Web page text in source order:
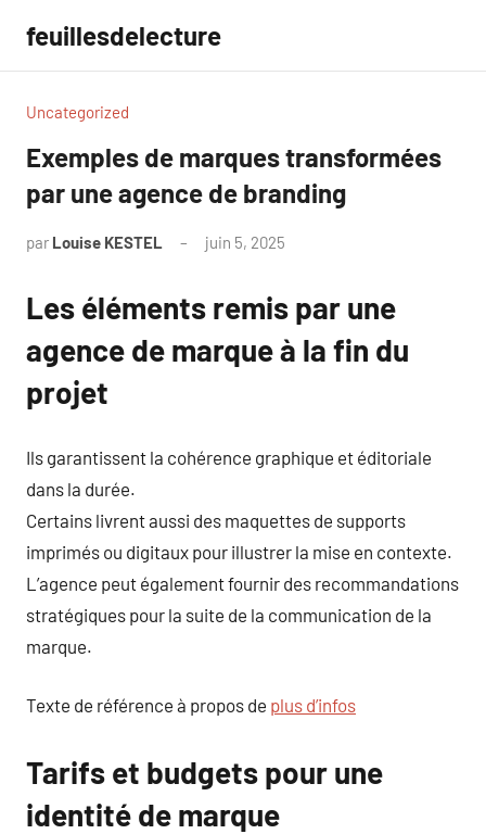
contenu
feuillesdelecture
Uncategorized
Exemples de marques transformées
par une agence de branding
par Louise KESTEL juin 5, 2025
Les éléments remis par une
agence de marque à la fin du
projet
Ils garantissent la cohérence graphique et éditoriale
dans la durée.
Certains livrent aussi des maquettes de supports
imprimés ou digitaux pour illustrer la mise en contexte.
L’agence peut également fournir des recommandations
stratégiques pour la suite de la communication de la
marque.
Texte de référence à propos de plus d’infos
Tarifs et budgets pour une
identité de marque